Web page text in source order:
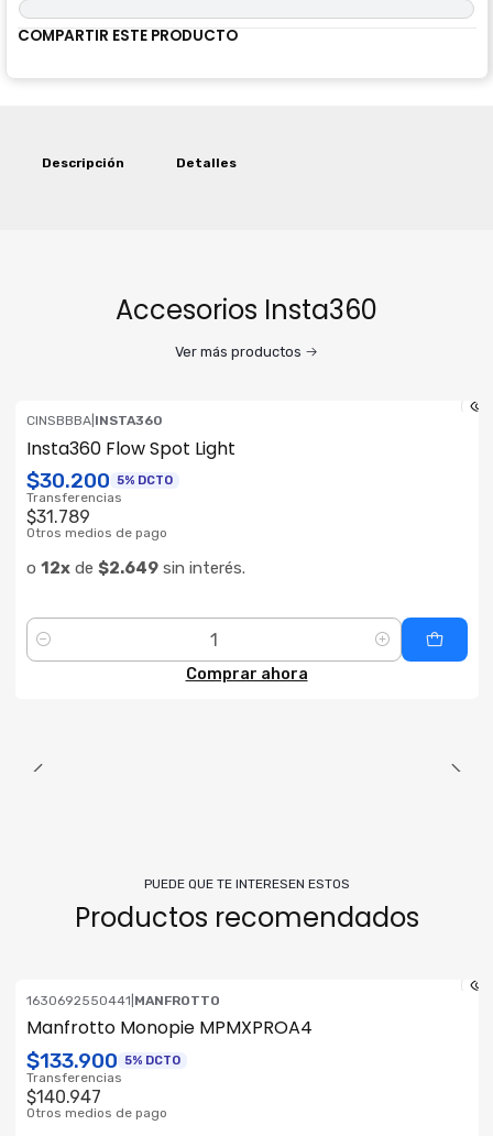
COMPARTIR ESTE PRODUCTO
Descripción Detalles
Accesorios Insta360
Ver más productos
CINSBBBA| INSTA360
Insta360 Flow Spot Light
$30.200 5% DCTO
Transferencias
$31.789
Otros medios de pago
o 12xde $2.649sin interés.
Cantidad
Comprar ahora
PUEDE QUE TE INTERESEN ESTOS
Productos recomendados
1630692550441 MANFROTTO
Manfrotto Monopie MPMXPROA4
$133.900 5% DCTO
Transferencias
$140.947
Otros medios de pago